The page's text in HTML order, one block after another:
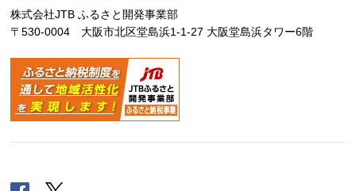
株式会社JTB ふるさと開発事業部
〒530-0004 大阪市北区堂島浜1-1-27 大阪堂島浜タワー6階